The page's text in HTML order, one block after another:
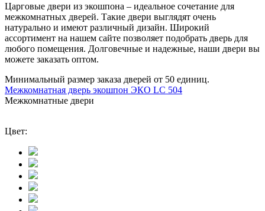
Царговые двери из экошпона – идеальное сочетание для
межкомнатных дверей. Такие двери выглядят очень
натурально и имеют различный дизайн. Широкий
ассортимент на нашем сайте позволяет подобрать дверь для
любого помещения. Долговечные и надежные, наши двери вы
можете заказать оптом.
Минимальный размер заказа дверей от 50 единиц.
Межкомнатная дверь экошпон ЭКО LС 504
Межкомнатные двери
Цвет: